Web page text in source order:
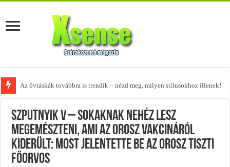
Az övtáskák továbbra is trendik – nézd meg, milyen stílusokhoz illenek!
Szputnyik V – Sokaknak nehéz lesz
megemészteni, ami az orosz vakcináról
kiderült: most jelentette be az orosz tiszti
főorvos